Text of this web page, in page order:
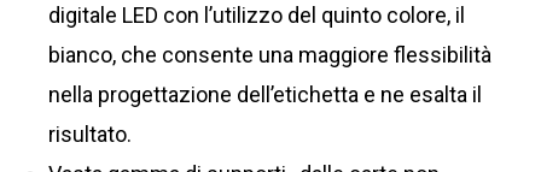
digitale LED con l’utilizzo del quinto colore, il
bianco, che consente una maggiore flessibilità
nella progettazione dell’etichetta e ne esalta il
risultato.